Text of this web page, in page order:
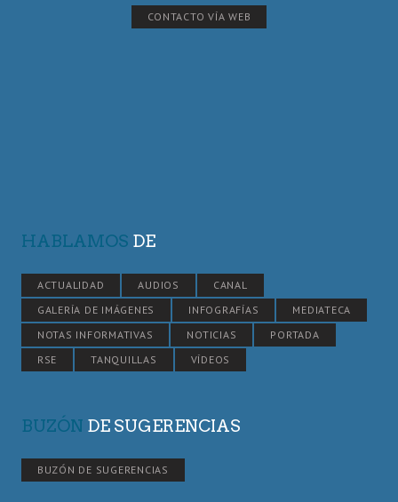
CONTACTO VÍA WEB
HABLAMOS DE
ACTUALIDAD AUDIOS
CANAL
GALERÍA DE IMÁGENES
INFOGRAFÍAS
MEDIATECA
NOTAS INFORMATIVAS
NOTICIAS
PORTADA
RSE
TANQUILLAS VÍDEOS
BUZÓN DE SUGERENCIAS
BUZÓN DE SUGERENCIAS